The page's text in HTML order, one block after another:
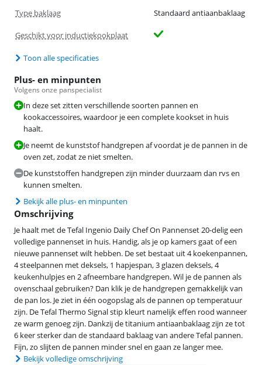
Type baklaag Standaard antiaanbaklaag
Geschikt voor inductiekookplaat
Toon alle specificaties
Plus- en minpunten
Volgens onze panspecialist
In deze set zitten verschillende soorten pannen en
kookaccessoires, waardoor je een complete kookset in huis
haalt.
Je neemt de kunststof handgrepen af voordat je de pannen in de
oven zet, zodat ze niet smelten.
De kunststoffen handgrepen zijn minder duurzaam dan rvs en
kunnen smelten.
Bekijk alle plus- en minpunten
Omschrijving
Je haalt met de Tefal Ingenio Daily Chef On Pannenset 20-delig een
volledige pannenset in huis. Handig, als je op kamers gaat of een
nieuwe pannenset wilt hebben. De set bestaat uit 4 koekenpannen,
4 steelpannen met deksels, 1 hapjespan, 3 glazen deksels, 4
keukenhulpjes en 2 afneembare handgrepen. Wil je de pannen als
ovenschaal gebruiken? Dan klik je de handgrepen gemakkelijk van
de pan los. Je ziet in één oogopslag als de pannen op temperatuur
zijn. De Tefal Thermo Signal stip kleurt namelijk effen rood wanneer
ze warm genoeg zijn. Dankzij de titanium antiaanbaklaag zijn ze tot
6 keer sterker dan de standaard baklaag van andere Tefal pannen.
Fijn, zo slijten de pannen minder snel en gaan ze langer mee.
Bekijk volledige omschrijving